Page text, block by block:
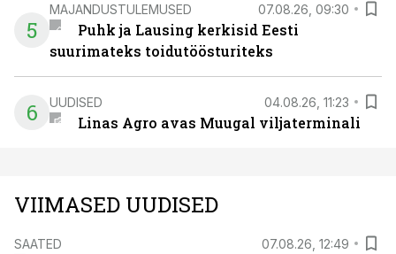
5
MAJANDUSTULEMUSED 07.08.26, 09:30
Puhk ja Lausing kerkisid Eesti
suurimateks toidutöösturiteks
6 UUDISED 04.08.26, 11:23
Linas Agro avas Muugal viljaterminali
VIIMASED UUDISED
SAATED 07.08.26, 12:49